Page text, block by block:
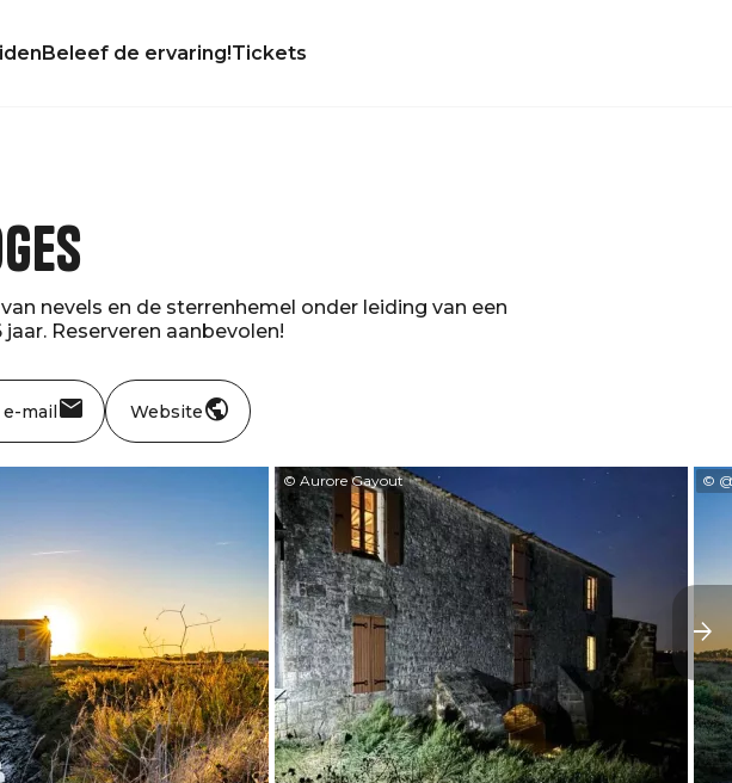
Beleef de ervaring!Tickets
nevels en de sterrenhemel onder leiding van een
Reserveren aanbevolen!
mail Website
© Aurore Gayout ©